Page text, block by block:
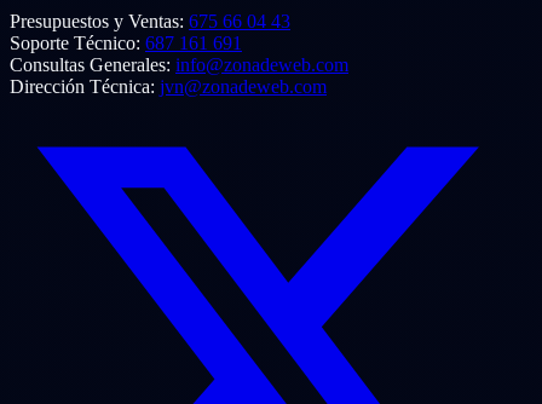
Presupuestos y Ventas: 675 66 04 43
Soporte Técnico: 687 161 691
Consultas Generales: info@zonadeweb.com
Dirección Técnica: jvn@zonadeweb.com